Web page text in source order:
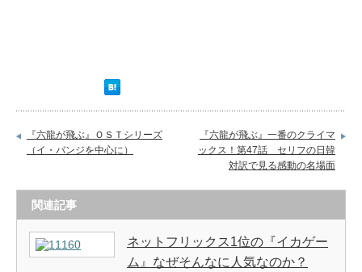
『六龍が飛ぶ』ＯＳＴシリーズ
（イ・バンジを中心に）
『六龍が飛ぶ』一番のクライマ
ックス！第47話 セリフの日韓
対訳で見る感動の名場面
関連記事
ネットフリックス1位の『イカゲー
ム』なぜそんなに人気なのか？